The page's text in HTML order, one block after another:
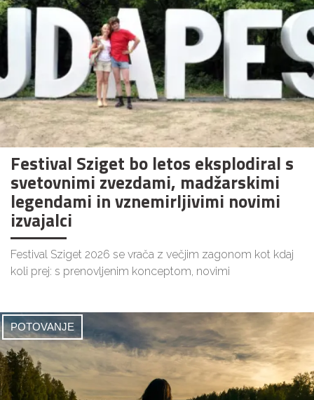
Festival Sziget bo letos eksplodiral s
svetovnimi zvezdami, madžarskimi
legendami in vznemirljivimi novimi
izvajalci
Festival Sziget 2026 se vrača z večjim zagonom kot kdaj
koli prej: s prenovljenim konceptom, novimi
POTOVANJE